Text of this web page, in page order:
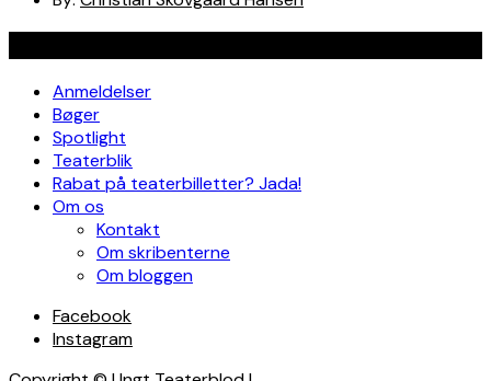
Anmeldelser
Bøger
Spotlight
Teaterblik
Rabat på teaterbilletter? Jada!
Om os
Kontakt
Om skribenterne
Om bloggen
Facebook
Instagram